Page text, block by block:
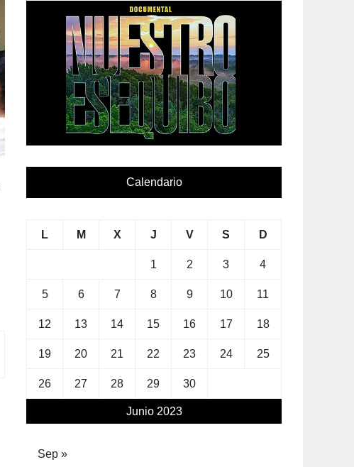
Calendario
Junio 2023
L M X J V S D
1 2 3 4
5 6 7 8 9 10 11
12 13 14 15 16 17 18
19 20 21 22 23 24 25
26 27 28 29 30
Sep »